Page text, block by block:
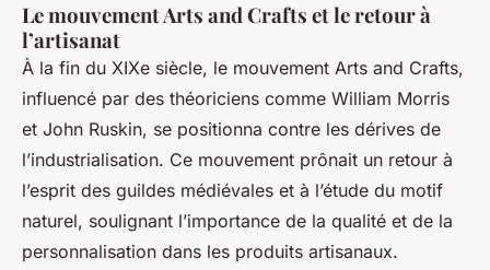
Le mouvement Arts and Crafts et le retour à
l’artisanat
À la fin du XIXe siècle, le mouvement Arts and Crafts,
influencé par des théoriciens comme William Morris
et John Ruskin, se positionna contre les dérives de
l’industrialisation. Ce mouvement prônait un retour à
l’esprit des guildes médiévales et à l’étude du motif
naturel, soulignant l’importance de la qualité et de la
personnalisation dans les produits artisanaux.